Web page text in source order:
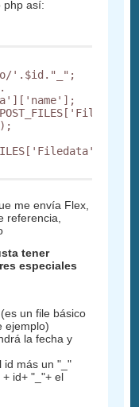
php así:
'.$id."_";
me envía Flex,
referencia,
tener
especiales
un file básico
ejemplo)
la fecha y
id más un "_"
id+ "_"+ el